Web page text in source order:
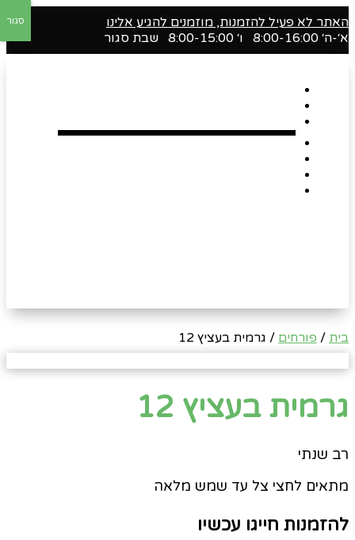
האתר לא פעיל להזמנות, מוזמנים להגיע אלינו
א׳-ה׳ 8:00-16:00 ו׳ 8:00-15:00 שבת סגור
בית / פורחים / גרמית בעציץ 12
גרמית בעציץ 12
רב שנתי
מתאים לחצי צל עד שמש מלאה
להזמנות חייגו עכשיו
סגור